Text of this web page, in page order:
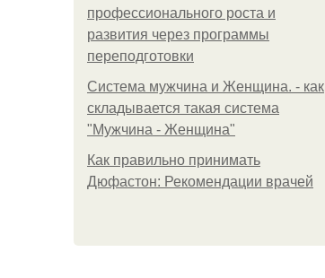
профессионального роста и
развития через программы
переподготовки
Система мужчина и Женщина. - как
складывается такая система
"Мужчина - Женщина"
Как правильно принимать
Дюфастон: Рекомендации врачей